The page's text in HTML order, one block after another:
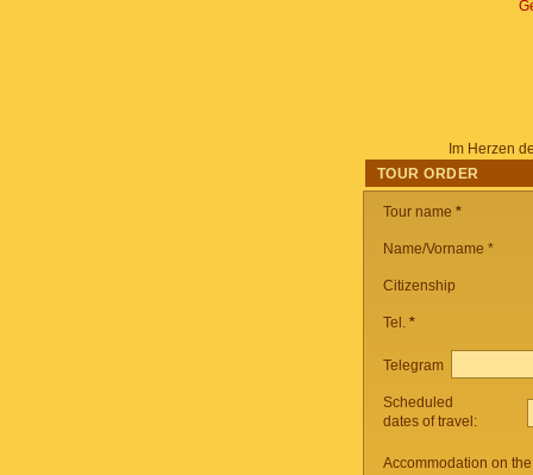
Im Herzen
TOUR ORDER
Tour name *
Name/Vorname *
Citizenship
Tel. *
Telegram
Scheduled
dates of travel:
Accommodation on